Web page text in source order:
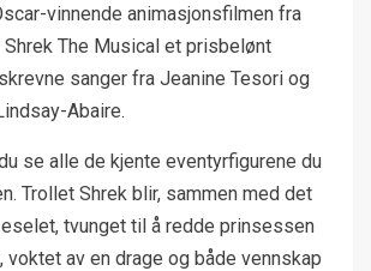
vinnende animasjonsfilmen fra
Shrek The Musical et prisbelønt
sanger fra Jeanine Tesori og
Abaire.
se alle de kjente eventyrfigurene du
Trollet Shrek blir, sammen med det
tvunget til å redde prinsessen
voktet av en drage og både vennskap